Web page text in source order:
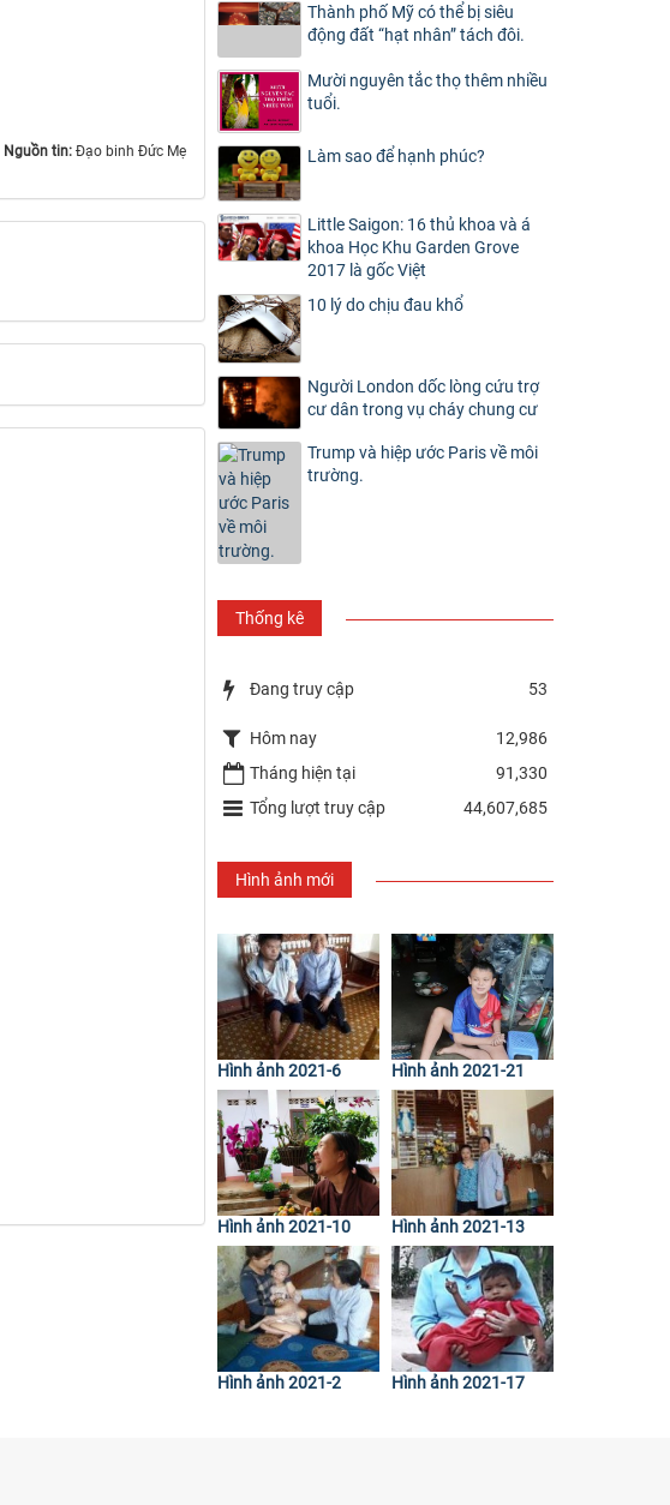
Nguồn tin: Đạo binh Đức Mẹ
Thành phố Mỹ có thể bị siêu
động đất “hạt nhân” tách đôi.
Mười nguyên tắc thọ thêm nhiều
tuổi.
Làm sao để hạnh phúc?
Little Saigon: 16 thủ khoa và á
khoa Học Khu Garden Grove
2017 là gốc Việt
10 lý do chịu đau khổ
Người London dốc lòng cứu trợ
cư dân trong vụ cháy chung cư
Trump và hiệp ước Paris về môi
trường.
Thống kê
Đang truy cập 53
Hôm nay
12,986
Tháng hiện tại
91,330
Tổng lượt truy cập
44,607,685
Hình ảnh mới
Hình ảnh 2021-6 Hình ảnh 2021-21
Hình ảnh 2021-10 Hình ảnh 2021-13
Hình ảnh 2021-2 Hình ảnh 2021-17